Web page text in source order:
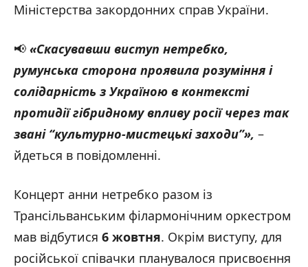
Міністерства закордонних справ України.
📢 «Скасувавши виступ нетребко,
румунська сторона проявила розуміння і
солідарність з Україною в контексті
протидії гібридному впливу росії через так
звані “культурно-мистецькі заходи”», –
йдеться в повідомленні.
Концерт анни нетребко разом із
Трансільванським філармонічним оркестром
мав відбутися 6 жовтня. Окрім виступу, для
російської співачки планувалося присвоєння